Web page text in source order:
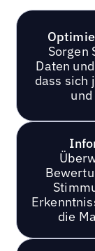
Sorgen
Daten
dass sich
die